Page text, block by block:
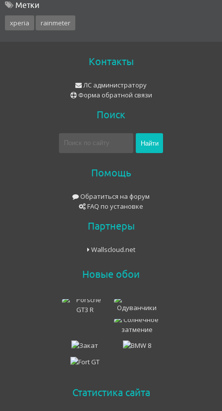
Метки
xperia rainmeter
Контакты
ЛС администратору
Форма обратной связи
Поиск
Помощь
Обратиться на форум
FAQ по установке
Партнеры
Wallscloud.net
Новые обои
Статистика сайта